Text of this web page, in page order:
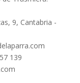
9, Cantabria -
139